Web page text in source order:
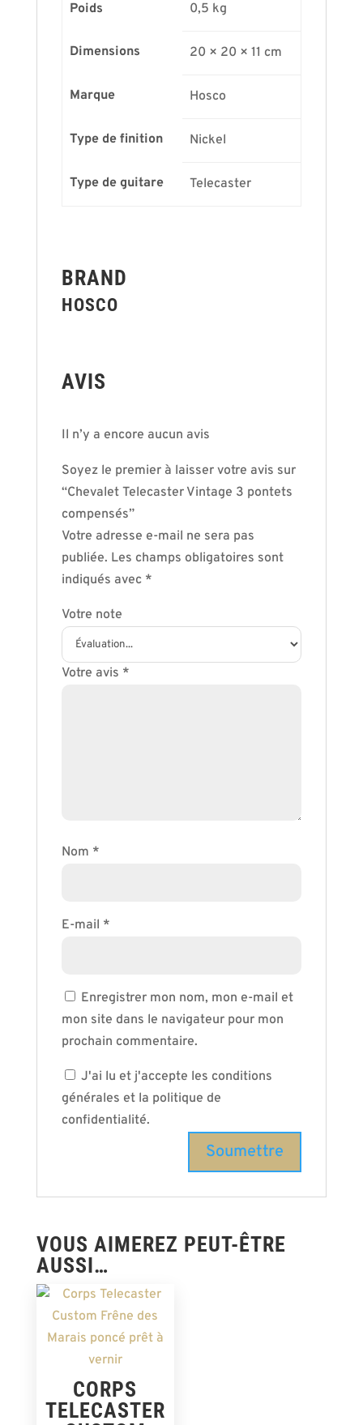
Poids 0,5 kg
Dimensions 20 × 20 × 11 cm
Marque Hosco
Type de finition Nickel
Type de guitare Telecaster
BRAND
HOSCO
AVIS
Il n’y a encore aucun avis
Soyez le premier à laisser votre avis sur
“Chevalet Telecaster Vintage 3 pontets
compensés”
Votre adresse e-mail ne sera pas
publiée. Les champs obligatoires sont
indiqués avec *
Votre note
Votre avis *
Nom *
E-mail *
Enregistrer mon nom, mon e-mail et
mon site dans le navigateur pour mon
prochain commentaire.
J'ai lu et j'accepte les conditions
générales et la politique de
confidentialité.
VOUS AIMEREZ PEUT-ÊTRE
AUSSI…
CORPS
TELECASTER